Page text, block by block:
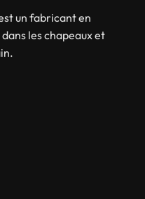
un fabricant en
les chapeaux et